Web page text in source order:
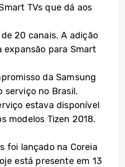
TVs que dá aos
20 canais. A adição
expansão para Smart
da Samsung
serviço no Brasil.
estava disponível
modelos Tizen 2018.
foi lançado na Coreia
está presente em 13